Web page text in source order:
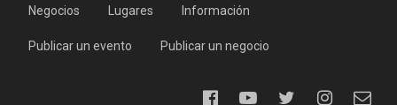
Negocios Lugares Información
Publicar un evento Publicar un negocio